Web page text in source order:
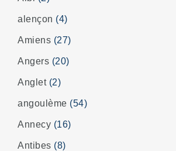
alençon (4)
Amiens (27)
Angers (20)
Anglet (2)
angoulème (54)
Annecy (16)
Antibes (8)